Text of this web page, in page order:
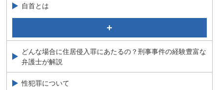
夫が逮捕された！？そんなとき妻はどうしたらいい？刑
弁護士をつけた場合のメリット
逮捕から勾留のながれ
接見（面会）したい
逮捕、勾留からの脱却方法
逮捕されるのを防ぎたい
自首とは
自首とは何ですか？
どんな場合に住居侵入罪にあたるの？刑事事件の経験豊富な
弁護士が解説
性犯罪について